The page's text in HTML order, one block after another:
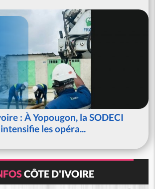
: À Yopougon, la SODECI
intensifie les opéra...
CÔTE D'IVOIRE